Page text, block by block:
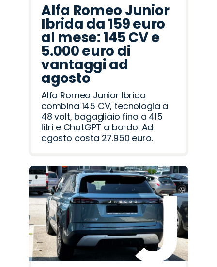
Alfa Romeo Junior
Ibrida da 159 euro
al mese: 145 CV e
5.000 euro di
vantaggi ad
agosto
Alfa Romeo Junior Ibrida
combina 145 CV, tecnologia a
48 volt, bagagliaio fino a 415
litri e ChatGPT a bordo. Ad
agosto costa 27.950 euro.